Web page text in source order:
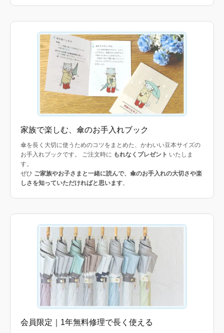
家族で楽しむ、傘のお手入れブック
傘を長く大切に使うためのコツをまとめた、かわいい豆本サイズの
お手入れブックです。 ご注文時に もれなくプレゼント いたしま
す。
ぜひ ご家族やお子さまと一緒に読んで、傘のお手入れの大切さや楽
しさを知っていただければと思います。
会員限定｜1年無料修理で長く使える